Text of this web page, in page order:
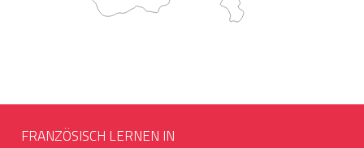
FRANZÖSISCH LERNEN IN